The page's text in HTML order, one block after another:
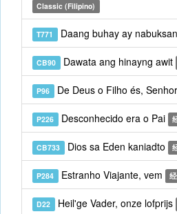
Classic (Filipino)
T771 Daang buhay ay nabuksan
CB90 Dawata ang hinayng awit
P96 De Deus o Filho és, Senhor
P226 Desconhecido era o Pai
CB733 Dios sa Eden kaniadto
P284 Estranho Viajante, vem
D22 Heil'ge Vader, onze lofprijs